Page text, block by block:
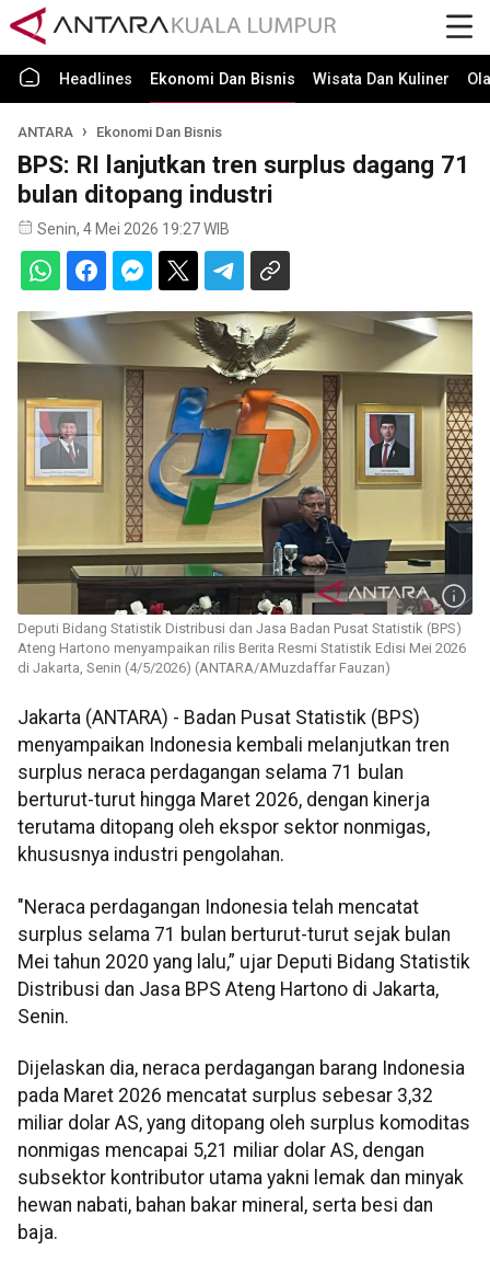
Headlines Ekonomi Dan Bisnis Wisata Dan Kuliner
ANTARA Ekonomi Dan Bisnis
BPS: RI lanjutkan tren surplus dagang 71
bulan ditopang industri
Senin, 4 Mei 2026 19:27 WIB
Deputi Bidang Statistik Distribusi dan Jasa Badan Pusat Statistik (BPS)
Ateng Hartono menyampaikan rilis Berita Resmi Statistik Edisi Mei 2026
di Jakarta, Senin (4/5/2026) (ANTARA/AMuzdaffar Fauzan)
Jakarta (ANTARA) - Badan Pusat Statistik (BPS)
menyampaikan Indonesia kembali melanjutkan tren
surplus neraca perdagangan selama 71 bulan
berturut-turut hingga Maret 2026, dengan kinerja
terutama ditopang oleh ekspor sektor nonmigas,
khususnya industri pengolahan.
"Neraca perdagangan Indonesia telah mencatat
surplus selama 71 bulan berturut-turut sejak bulan
Mei tahun 2020 yang lalu,” ujar Deputi Bidang Statistik
Distribusi dan Jasa BPS Ateng Hartono di Jakarta,
Senin.
Dijelaskan dia, neraca perdagangan barang Indonesia
pada Maret 2026 mencatat surplus sebesar 3,32
miliar dolar AS, yang ditopang oleh surplus komoditas
nonmigas mencapai 5,21 miliar dolar AS, dengan
subsektor kontributor utama yakni lemak dan minyak
hewan nabati, bahan bakar mineral, serta besi dan
baja.